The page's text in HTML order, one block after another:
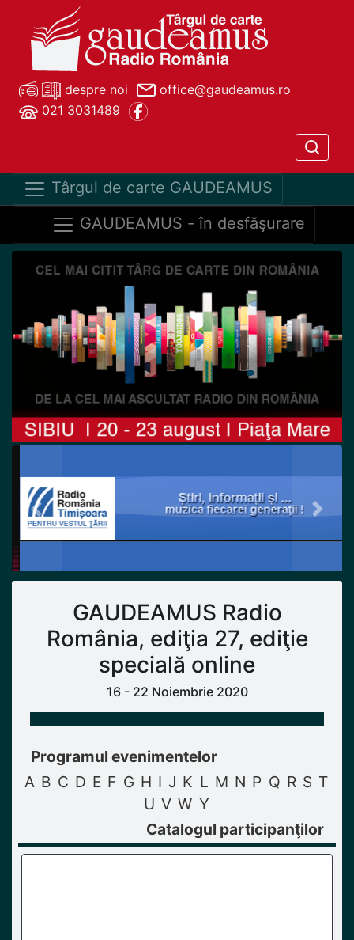
despre noi
office@gaudeamus.ro
021 3031489
Târgul de carte GAUDEAMUS
GAUDEAMUS - în desfăşurare
Previous Next
GAUDEAMUS Radio
România, ediţia 27, ediţie
specială online
16 - 22 Noiembrie 2020
Programul evenimentelor
A B C D E F G H I J K L M N P Q R S T
U V W Y
Catalogul participanţilor